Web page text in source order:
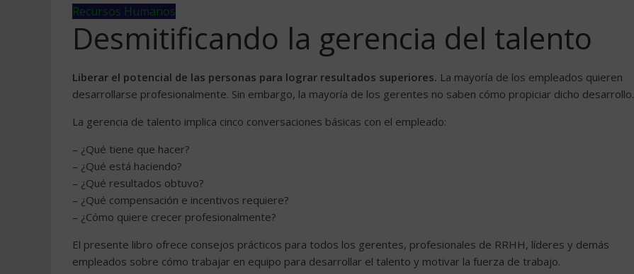
Recursos Humanos
Desmitificando la gerencia del talento
Liberar el potencial de las personas para lograr resultados superiores. La mayoría de los empleados quieren
desarrollarse profesionalmente. Sin embargo, la mayoría de los gerentes no saben cómo propiciar dicho desarrollo.
La gerencia de talento implica cinco conversaciones básicas con el empleado:
– ¿Qué tiene que hacer?
– ¿Qué está haciendo?
– ¿Qué resultados obtuvo?
– ¿Qué compensación e incentivos requiere?
– ¿Cómo quiere crecer profesionalmente?
El presente libro ofrece consejos prácticos para todos los gerentes, profesionales de RRHH, líderes y demás
empleados sobre cómo trabajar en equipo para desarrollar el talento y motivar la fuerza de trabajo.